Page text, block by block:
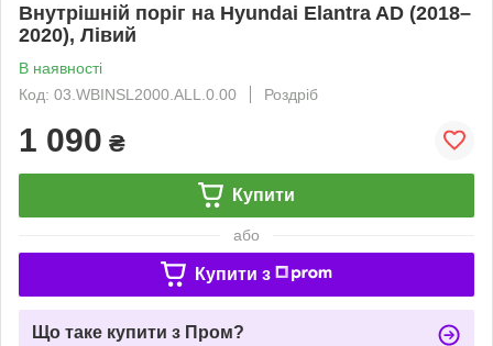
Внутрішній поріг на Hyundai Elantra AD (2018–
2020), Лівий
В наявності
Код: 03.WBINSL2000.ALL.0.00
Роздріб
1 090 ₴
Купити
або
Купити з
Що таке купити з Пром?